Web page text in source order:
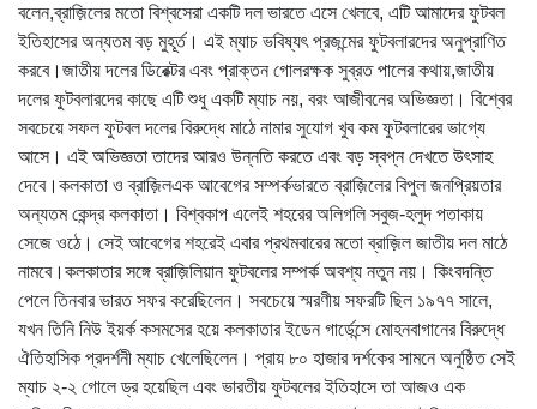
বলেন,ব্রাজ়িলের মতো বিশ্বসেরা একটি দল ভারতে এসে খেলবে, এটি আমাদের ফুটবল
ইতিহাসের অন্যতম বড় মুহূর্ত। এই ম্যাচ ভবিষ্যৎ প্রজন্মের ফুটবলারদের অনুপ্রাণিত
করবে।জাতীয় দলের ডিরেক্টর এবং প্রাক্তন গোলরক্ষক সুব্রত পালের কথায়,জাতীয়
দলের ফুটবলারদের কাছে এটি শুধু একটি ম্যাচ নয়, বরং আজীবনের অভিজ্ঞতা। বিশ্বের
সবচেয়ে সফল ফুটবল দলের বিরুদ্ধে মাঠে নামার সুযোগ খুব কম ফুটবলারের ভাগ্যে
আসে। এই অভিজ্ঞতা তাদের আরও উন্নতি করতে এবং বড় স্বপ্ন দেখতে উৎসাহ
দেবে।কলকাতা ও ব্রাজ়িলএক আবেগের সম্পর্কভারতে ব্রাজ়িলের বিপুল জনপ্রিয়তার
অন্যতম কেন্দ্র কলকাতা। বিশ্বকাপ এলেই শহরের অলিগলি সবুজ-হলুদ পতাকায়
সেজে ওঠে। সেই আবেগের শহরেই এবার প্রথমবারের মতো ব্রাজ়িল জাতীয় দল মাঠে
নামবে।কলকাতার সঙ্গে ব্রাজ়িলিয়ান ফুটবলের সম্পর্ক অবশ্য নতুন নয়। কিংবদন্তি
পেলে তিনবার ভারত সফর করেছিলেন। সবচেয়ে স্মরণীয় সফরটি ছিল ১৯৭৭ সালে,
যখন তিনি নিউ ইয়র্ক কসমসের হয়ে কলকাতার ইডেন গার্ডেন্সে মোহনবাগানের বিরুদ্ধে
ঐতিহাসিক প্রদর্শনী ম্যাচ খেলেছিলেন। প্রায় ৮০ হাজার দর্শকের সামনে অনুষ্ঠিত সেই
ম্যাচ ২-২ গোলে ড্র হয়েছিল এবং ভারতীয় ফুটবলের ইতিহাসে তা আজও এক